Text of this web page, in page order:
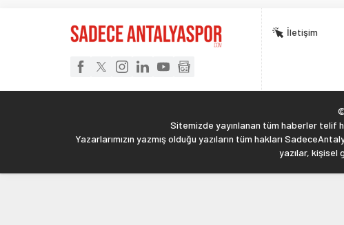
İletişim
Sitemizde yayınlanan tüm haberler telif
Yazarlarımızın yazmış olduğu yazıların tüm hakları
yazılar, kişisel